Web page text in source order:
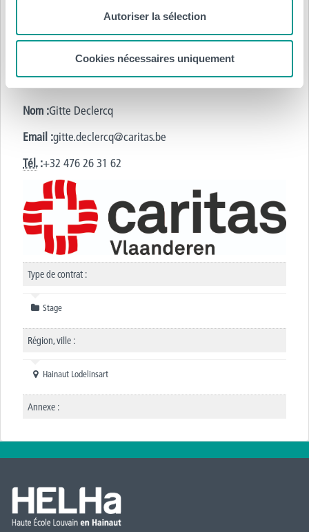
Autoriser la sélection
Cookies nécessaires uniquement
Complément d'information
Possible comme stage / bénévolat
Personne de contact
Nom :Gitte Declercq
Email :gitte.declercq@caritas.be
Tél.:+32 476 26 31 62
Type de contrat :
Stage
Région, ville :
Hainaut Lodelinsart
Annexe :